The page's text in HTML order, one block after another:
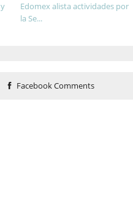
Edomex alista actividades por
la Se...
Facebook Comments